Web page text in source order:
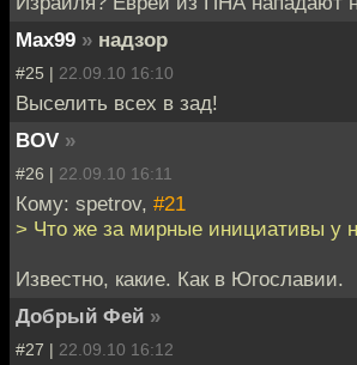
Max99 » надзор
#25 | 22.09.10 16:10
Выселить всех в зад!
BOV »
#26 | 22.09.10 16:11
Кому: spetrov, #21
> Что же за мирные инициативы у
Известно, какие. Как в Югославии.
Добрый Фей »
#27 | 22.09.10 16:12